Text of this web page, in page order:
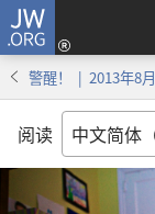
JW.ORG
警醒！ | 2013年8月
阅读